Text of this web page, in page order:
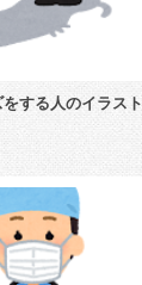
する人のイラスト